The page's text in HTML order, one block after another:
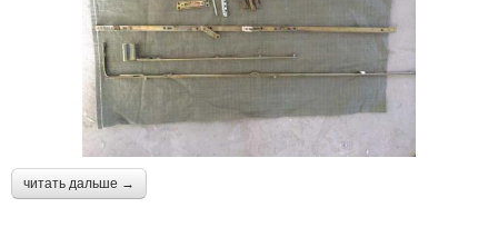
читать дальше →